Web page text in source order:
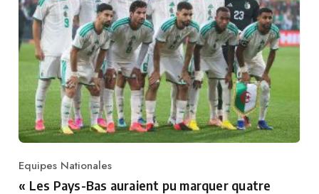
Category
Equipes Nationales
« Les Pays-Bas auraient pu marquer quatre